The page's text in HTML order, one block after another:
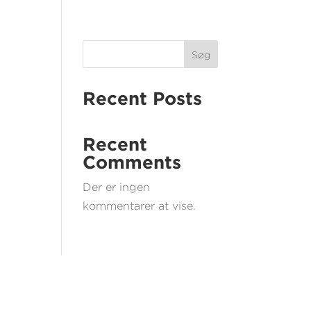
Søg
Recent Posts
Recent
Comments
Der er ingen
kommentarer at vise.